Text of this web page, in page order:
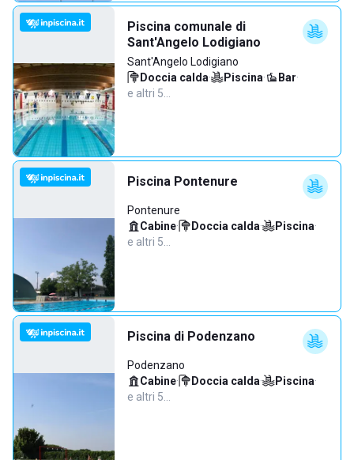
Piscina comunale di
Sant'Angelo Lodigiano
Sant'Angelo Lodigiano
Doccia calda· Piscina· Bar·
e altri 5…
Piscina Pontenure
Pontenure
Cabine· Doccia calda· Piscina·
e altri 5…
Piscina di Podenzano
Podenzano
Cabine· Doccia calda· Piscina·
e altri 5…